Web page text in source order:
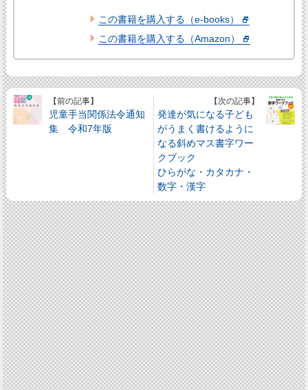
この書籍を購入する（e-books）
この書籍を購入する（Amazon）
【前の記事】
児童手当関係法令通知
集 令和7年版
【次の記事】
発達が気になる子ども
がうまく書けるように
なる斜めマス書字ワー
クブック
ひらがな・カタカナ・
数字・漢字